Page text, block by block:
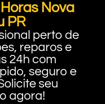
Nova
PR
perto de
reparos e
24h com
seguro e
seu
agora!